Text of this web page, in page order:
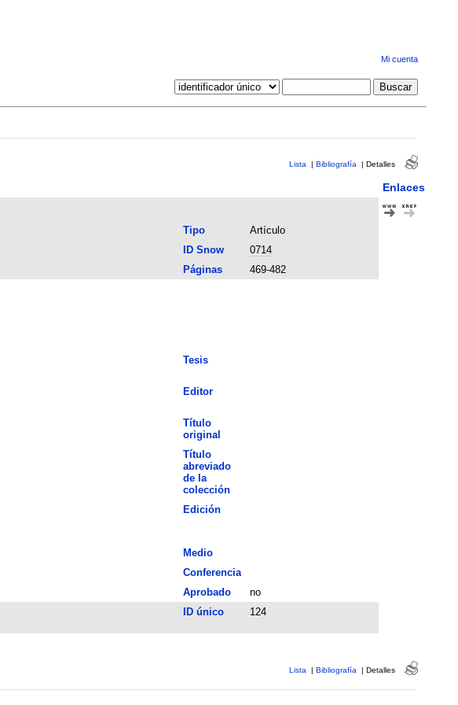
Mi cuenta
Lista | Bibliografía | Detalles
Enlaces
Tipo
Artículo
ID Snow
0714
Páginas
469-482
Tesis
Editor
Título
original
Título
abreviado
de la
colección
Edición
Medio
Conferencia
Aprobado
no
ID único 124
Lista | Bibliografía | Detalles